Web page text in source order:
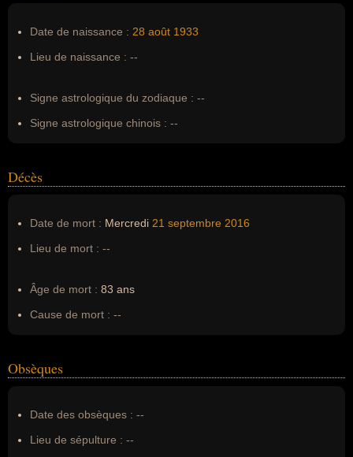
Date de naissance : 28 août 1933
Lieu de naissance : --
Signe astrologique du zodiaque : --
Signe astrologique chinois : --
Décès
Date de mort : Mercredi 21 septembre 2016
Lieu de mort : --
Âge de mort : 83 ans
Cause de mort : --
Obsèques
Date des obsèques : --
Lieu de sépulture : --